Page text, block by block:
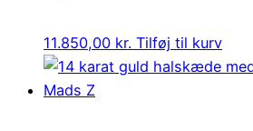
11.850,00 kr. Tilføj til kurv